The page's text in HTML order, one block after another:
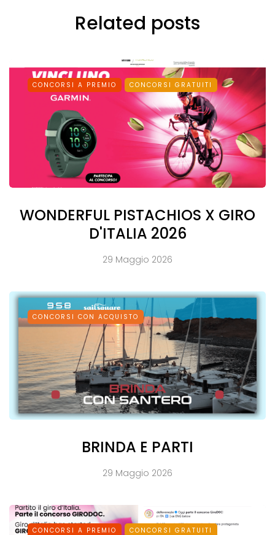
Related posts
CONCORSI A PREMIO CONCORSI GRATUITI
WONDERFUL PISTACHIOS X GIRO
D'ITALIA 2026
29 Maggio 2026
CONCORSI CON ACQUISTO
BRINDA E PARTI
29 Maggio 2026
CONCORSI A PREMIO CONCORSI GRATUITI